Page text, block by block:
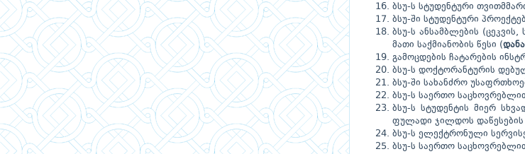
ბსუ-ს სტუდენტური
ბსუ-ში სტუდენტური
ბსუ-ს ანსამბლების
მათი საქმიანობის წესი (
გამოცდების ჩატარების
ბსუ-ს დოქტორანტურის
ბსუ-ში სახანძრო
ბსუ-ს საერთო
ბსუ-ს სტუდენტის მიერ
ფულადი ჯილდოს დაწესების
ბსუ-ს ელექტრონული
ბსუ-ს საერთო